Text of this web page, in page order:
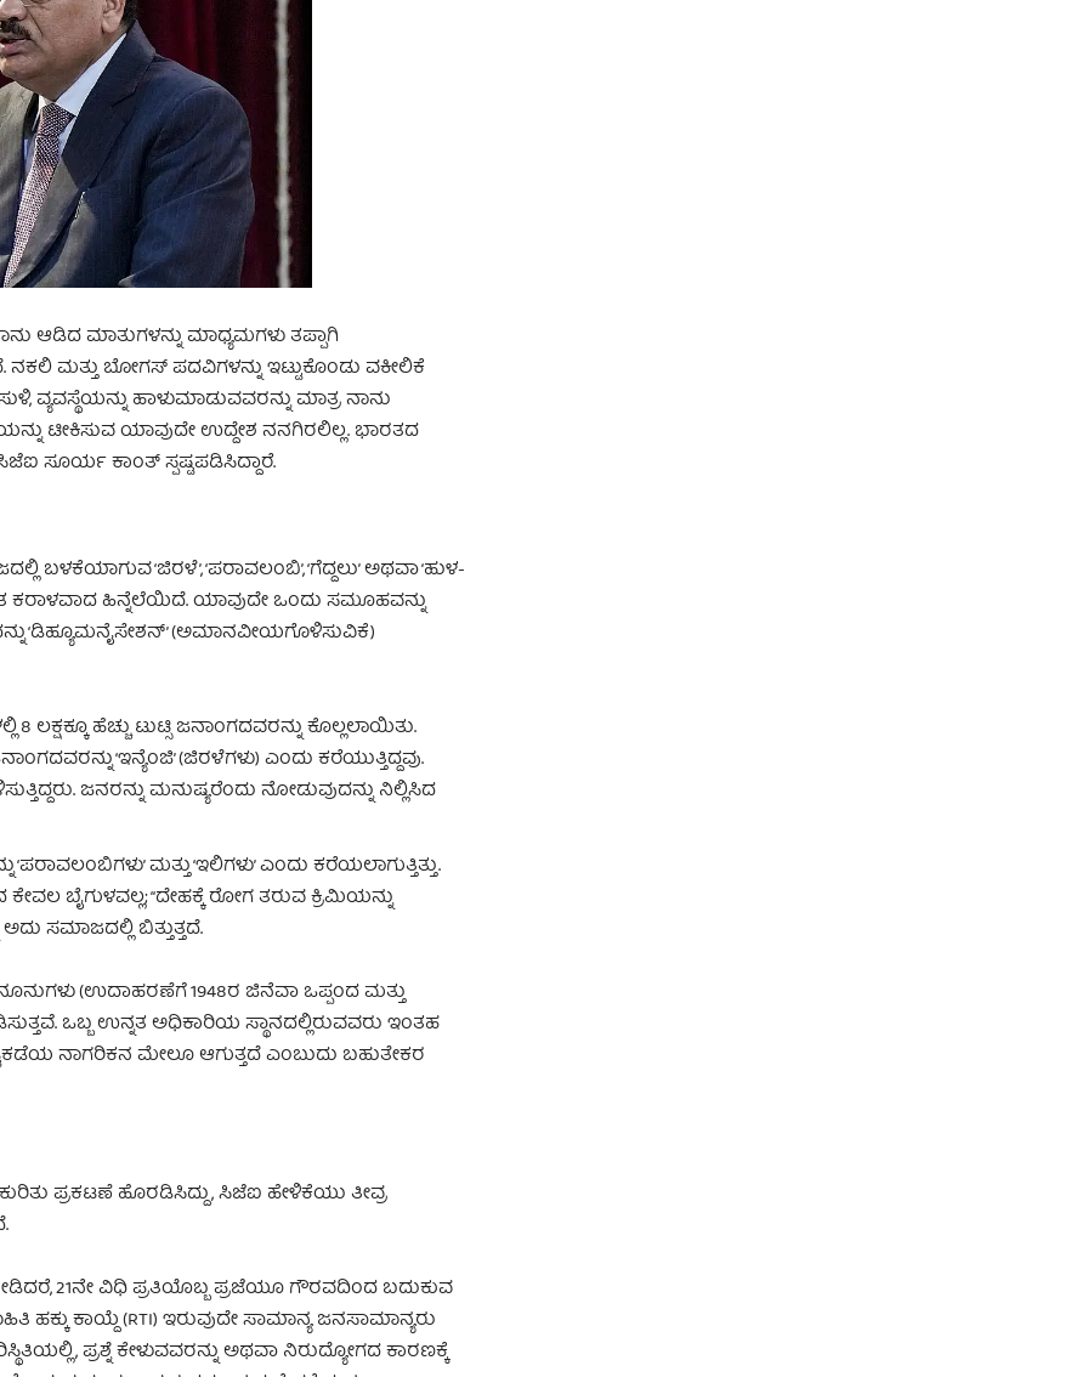
ಆಡಿದ ಮಾತುಗಳನ್ನು ಮಾಧ್ಯಮಗಳು ತಪ್ಪಾಗಿ
ಮತ್ತು ಬೋಗಸ್ ಪದವಿಗಳನ್ನು ಇಟ್ಟುಕೊಂಡು ವಕೀಲಿಕೆ
ವ್ಯವಸ್ಥೆಯನ್ನು ಹಾಳುಮಾಡುವವರನ್ನು ಮಾತ್ರ ನಾನು
ಟೀಕಿಸುವ ಯಾವುದೇ ಉದ್ದೇಶ ನನಗಿರಲಿಲ್ಲ. ಭಾರತದ
ಸೂರ್ಯ ಕಾಂತ್ ಸ್ಪಷ್ಟಪಡಿಸಿದ್ದಾರೆ.
ಬಳಕೆಯಾಗುವ ‘ಜಿರಳೆ’, ‘ಪರಾವಲಂಬಿ’, ‘ಗೆದ್ದಲು’ ಅಥವಾ ‘ಹುಳ-
ಕರಾಳವಾದ ಹಿನ್ನೆಲೆಯಿದೆ. ಯಾವುದೇ ಒಂದು ಸಮೂಹವನ್ನು
‘ಡಿಹ್ಯೂಮನೈಸೇಶನ್’ (ಅಮಾನವೀಯಗೊಳಿಸುವಿಕೆ)
8 ಲಕ್ಷಕ್ಕೂ ಹೆಚ್ಚು ಟುಟ್ಸಿ ಜನಾಂಗದವರನ್ನು ಕೊಲ್ಲಲಾಯಿತು.
‘ಇನ್ಯೆಂಜಿ’ (ಜಿರಳೆಗಳು) ಎಂದು ಕರೆಯುತ್ತಿದ್ದವು.
ಜನರನ್ನು ಮನುಷ್ಯರೆಂದು ನೋಡುವುದನ್ನು ನಿಲ್ಲಿಸಿದ
ಮತ್ತು ‘ಇಲಿಗಳು’ ಎಂದು ಕರೆಯಲಾಗುತ್ತಿತ್ತು.
ಬೈಗುಳವಲ್ಲ; “ದೇಹಕ್ಕೆ ರೋಗ ತರುವ ಕ್ರಿಮಿಯನ್ನು
ಸಮಾಜದಲ್ಲಿ ಬಿತ್ತುತ್ತದೆ.
(ಉದಾಹರಣೆಗೆ 1948ರ ಜಿನೆವಾ ಒಪ್ಪಂದ ಮತ್ತು
ಒಬ್ಬ ಉನ್ನತ ಅಧಿಕಾರಿಯ ಸ್ಥಾನದಲ್ಲಿರುವವರು ಇಂತಹ
ನಾಗರಿಕನ ಮೇಲೂ ಆಗುತ್ತದೆ ಎಂಬುದು ಬಹುತೇಕರ
ಪ್ರಕಟಣೆ ಹೊರಡಿಸಿದ್ದು, ಸಿಜೆಐ ಹೇಳಿಕೆಯು ತೀವ್ರ
21ನೇ ವಿಧಿ ಪ್ರತಿಯೊಬ್ಬ ಪ್ರಜೆಯೂ ಗೌರವದಿಂದ ಬದುಕುವ
ಹಕ್ಕು ಕಾಯ್ದೆ (RTI) ಇರುವುದೇ ಸಾಮಾನ್ಯ ಜನಸಾಮಾನ್ಯರು
ಪ್ರಶ್ನೆ ಕೇಳುವವರನ್ನು ಅಥವಾ ನಿರುದ್ಯೋಗದ ಕಾರಣಕ್ಕೆ